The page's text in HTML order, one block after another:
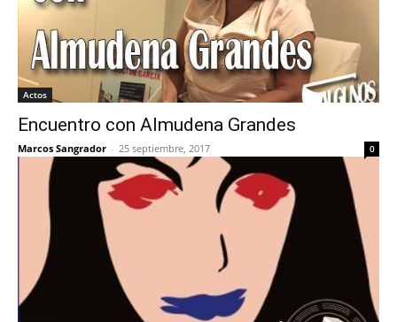
Actos
Encuentro con Almudena Grandes
Marcos Sangrador - 25 septiembre, 2017 0